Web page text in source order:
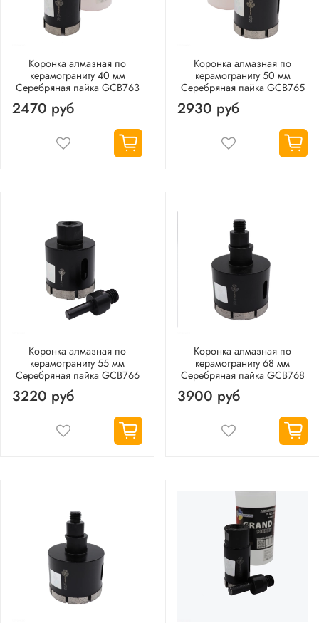
Коронка алмазная по
керамограниту 40 мм
Серебряная пайка GCB763
2470 руб
Коронка алмазная по
керамограниту 50 мм
Серебряная пайка GCB765
2930 руб
Коронка алмазная по
керамограниту 55 мм
Серебряная пайка GCB766
3220 руб
Коронка алмазная по
керамограниту 68 мм
Серебряная пайка GCB768
3900 руб